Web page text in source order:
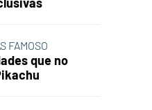
FAMOSO
que no